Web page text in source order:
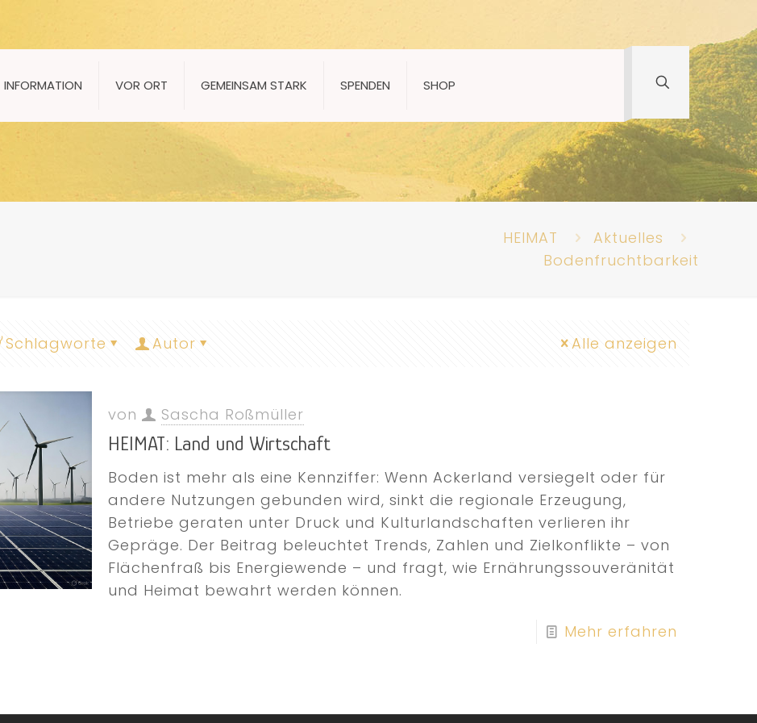
INFORMATION VOR ORT GEMEINSAM STARK SPENDEN SHOP
HEIMAT
Aktuelles
Bodenfruchtbarkeit
Schlagworte Autor Alle anzeigen
von Sascha Roßmüller
HEIMAT: Land und Wirtschaft
Boden ist mehr als eine Kennziffer: Wenn Ackerland versiegelt oder für
andere Nutzungen gebunden wird, sinkt die regionale Erzeugung,
Betriebe geraten unter Druck und Kulturlandschaften verlieren ihr
Gepräge. Der Beitrag beleuchtet Trends, Zahlen und Zielkonflikte – von
Flächenfraß bis Energiewende – und fragt, wie Ernährungssouveränität
und Heimat bewahrt werden können.
Mehr erfahren